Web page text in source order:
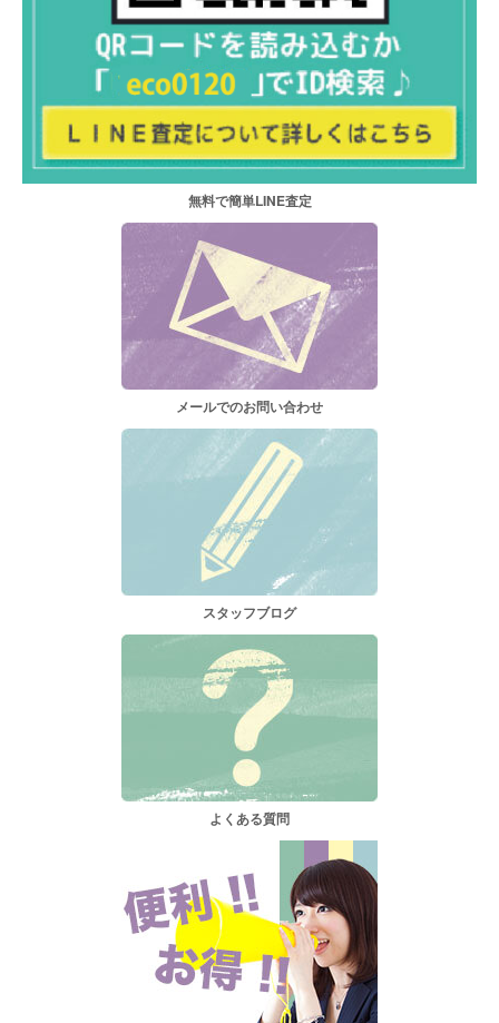
無料で簡単LINE査定
メールでのお問い合わせ
スタッフブログ
よくある質問